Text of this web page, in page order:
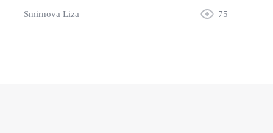
Smirnova Liza 75